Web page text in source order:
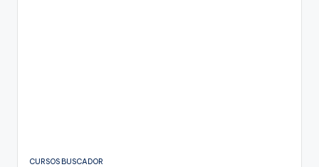
CURSOS BUSCADOR